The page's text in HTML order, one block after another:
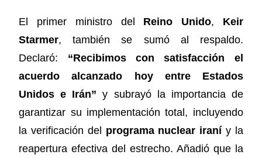
El primer ministro del Reino Unido, Keir
Starmer, también se sumó al respaldo.
Declaró: “Recibimos con satisfacción el
acuerdo alcanzado hoy entre Estados
Unidos e Irán” y subrayó la importancia de
garantizar su implementación total, incluyendo
la verificación del programa nuclear iraní y la
reapertura efectiva del estrecho. Añadió que la